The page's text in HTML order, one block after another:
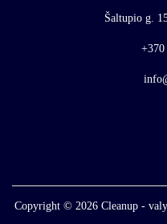
Šaltupio g.
+370
Copyright © 2026 Cleanup -